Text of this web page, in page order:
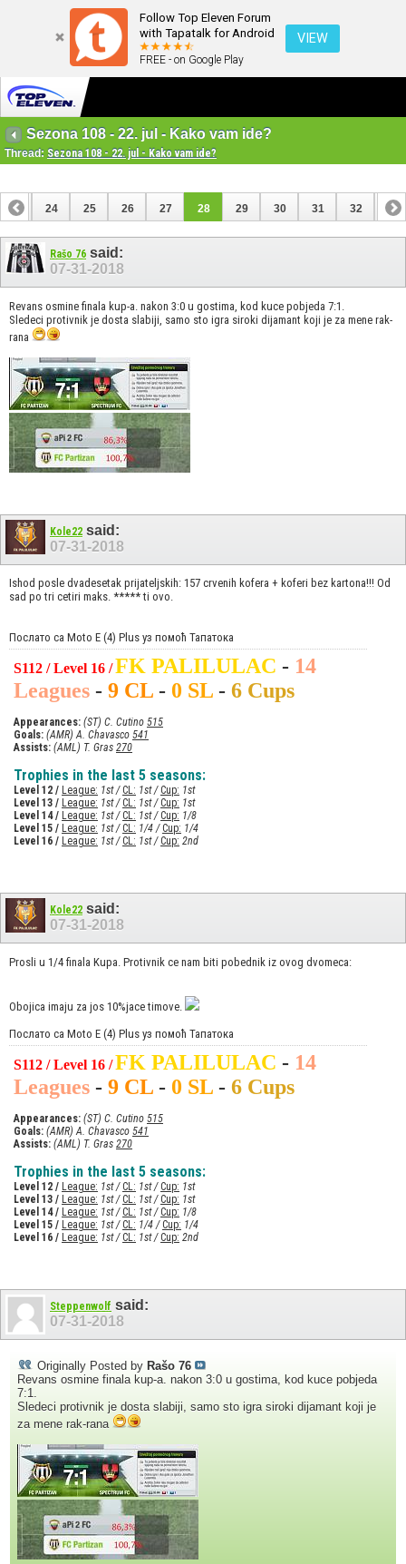
Follow Top Eleven Forum
with Tapatalk for Android
FREE - on Google Play
VIEW
Sezona 108 - 22. jul - Kako vam ide?
Thread: Sezona 108 - 22. jul - Kako vam ide?
23 24 25 26 27 28 29 30 31 32 33
43
Rašo 76 said:
07-31-2018
Revans osmine finala kup-a. nakon 3:0 u gostima, kod kuce pobjeda 7:1.
Sledeci protivnik je dosta slabiji, samo sto igra siroki dijamant koji je za mene rak-
rana
Kole22 said:
07-31-2018
Ishod posle dvadesetak prijateljskih: 157 crvenih kofera + koferi bez kartona!!! Od
sad po tri cetiri maks. ***** ti ovo.
Послато са Moto E (4) Plus уз помоћ Тапатока
S112 / Level 16 /FK PALILULAC - 14
Leagues - 9 CL - 0 SL - 6 Cups
Appearances: (ST) C. Cutino 515
Goals: (AMR) A. Chavasco 541
Assists: (AML) T. Gras 270
Trophies in the last 5 seasons:
Level 12 / League: 1st / CL: 1st / Cup: 1st
Level 13 / League: 1st / CL: 1st / Cup: 1st
Level 14 / League: 1st / CL: 1st / Cup: 1/8
Level 15 / League: 1st / CL: 1/4 / Cup: 1/4
Level 16 / League: 1st / CL: 1st / Cup: 2nd
Kole22 said:
07-31-2018
Prosli u 1/4 finala Kupa. Protivnik ce nam biti pobednik iz ovog dvomeca:
Obojica imaju za jos 10%jace timove.
Послато са Moto E (4) Plus уз помоћ Тапатока
S112 / Level 16 /FK PALILULAC - 14
Leagues - 9 CL - 0 SL - 6 Cups
Appearances: (ST) C. Cutino 515
Goals: (AMR) A. Chavasco 541
Assists: (AML) T. Gras 270
Trophies in the last 5 seasons:
Level 12 / League: 1st / CL: 1st / Cup: 1st
Level 13 / League: 1st / CL: 1st / Cup: 1st
Level 14 / League: 1st / CL: 1st / Cup: 1/8
Level 15 / League: 1st / CL: 1/4 / Cup: 1/4
Level 16 / League: 1st / CL: 1st / Cup: 2nd
Steppenwolf said:
07-31-2018
Originally Posted by Rašo 76
Revans osmine finala kup-a. nakon 3:0 u gostima, kod kuce pobjeda
7:1.
Sledeci protivnik je dosta slabiji, samo sto igra siroki dijamant koji je
za mene rak-rana